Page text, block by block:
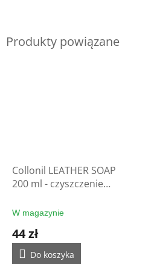
Produkty powiązane
Collonil LEATHER SOAP
200 ml - czyszczenie
W magazynie
44 zł
Do koszyka